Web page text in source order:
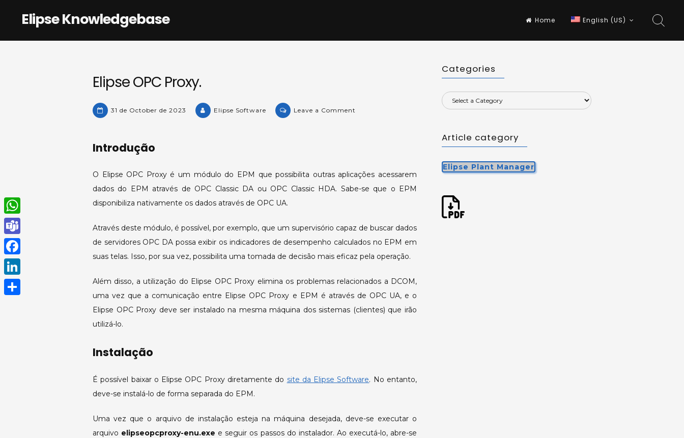
Elipse Knowledgebase Home English (US)
Elipse OPC Proxy.
31 de October de 2023 Elipse Software Leave a Comment
Introdução
O Elipse OPC Proxy é um módulo do EPM que possibilita outras aplicações acessarem
dados do EPM através de OPC Classic DA ou OPC Classic HDA. Sabe-se que o EPM
disponibiliza nativamente os dados através de OPC UA.
Através deste módulo, é possível, por exemplo, que um supervisório capaz de buscar dados
de servidores OPC DA possa exibir os indicadores de desempenho calculados no EPM em
suas telas. Isso, por sua vez, possibilita uma tomada de decisão mais eficaz pela operação.
Além disso, a utilização do Elipse OPC Proxy elimina os problemas relacionados a DCOM,
uma vez que a comunicação entre Elipse OPC Proxy e EPM é através de OPC UA, e o
Elipse OPC Proxy deve ser instalado na mesma máquina dos sistemas (clientes) que irão
utilizá-lo.
Instalação
É possível baixar o Elipse OPC Proxy diretamente do site da Elipse Software. No entanto,
deve-se instalá-lo de forma separada do EPM.
Uma vez que o arquivo de instalação esteja na máquina desejada, deve-se executar o
arquivo elipseopcproxy-enu.exe e seguir os passos do instalador. Ao executá-lo, abre-se
Categories
Article category
Elipse Plant Manager
W
h
a
T
e
a
m
F
a
c
L